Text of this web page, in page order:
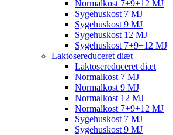
Normalkost 7+9+12 MJ
Sygehuskost 7 MJ
Sygehuskost 9 MJ
Sygehuskost 12 MJ
Sygehuskost 7+9+12 MJ
Laktosereduceret diæt
Laktosereduceret diæt
Normalkost 7 MJ
Normalkost 9 MJ
Normalkost 12 MJ
Normalkost 7+9+12 MJ
Sygehuskost 7 MJ
Sygehuskost 9 MJ